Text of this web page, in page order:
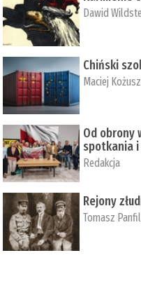
Dawid
Chiński
Maciej
Od obrony
spotkania i
Redakcja
Rejony
Tomasz Panfil